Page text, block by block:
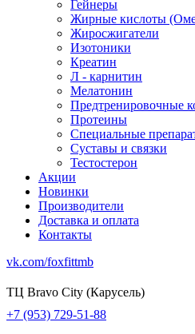
Гейнеры
Жирные кислоты
Жиросжигатели
Изотоники
Креатин
Л - карнитин
Мелатонин
Предтренировочные
Протеины
Специальные
Суставы и связки
Тестостерон
Акции
Новинки
Производители
Доставка и оплата
Контакты
vk.com/foxfittmb
ТЦ Bravo City (Карусель)
+7 (953) 729-51-88